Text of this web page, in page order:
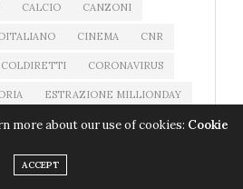
CALCIO CANZONI
CINEMA CNR
COLDIRETTI CORONAVIRUS
ESTRAZIONE MILLIONDAY
EVENTI
FILM IMPRESE
more about our use of cookies: Cookie
ACCEPT